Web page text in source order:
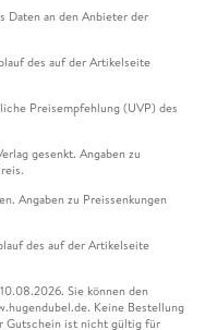
Daten an den Anbieter der
des auf der Artikelseite
Preisempfehlung (UVP) des
gesenkt. Angaben zu
Angaben zu Preissenkungen
des auf der Artikelseite
Sie können den
Keine Bestellung
Gutschein ist nicht gültig für